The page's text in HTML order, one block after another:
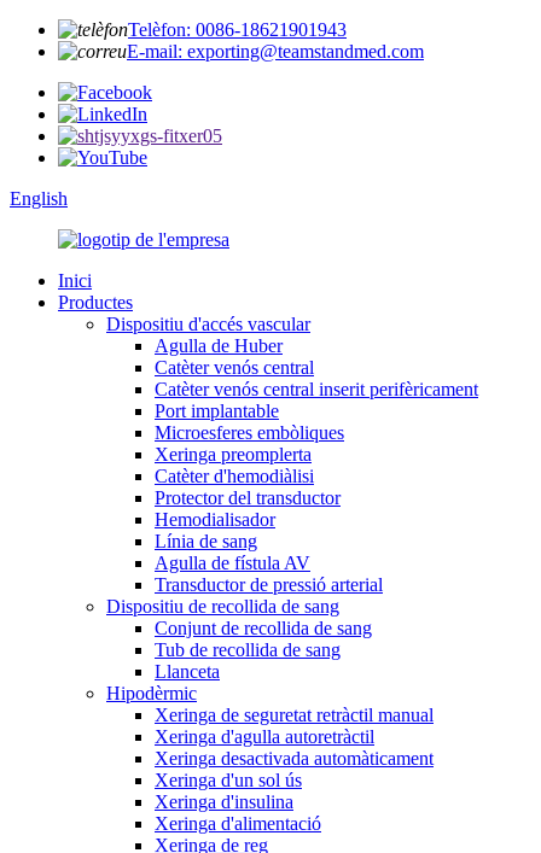
Telèfon: 0086-18621901943
E-mail: exporting@teamstandmed.com
English
Inici
Productes
Dispositiu d'accés vascular
Agulla de Huber
Catèter venós central
Catèter venós central inserit perifèricament
Port implantable
Microesferes embòliques
Xeringa preomplerta
Catèter d'hemodiàlisi
Protector del transductor
Hemodialisador
Línia de sang
Agulla de fístula AV
Transductor de pressió arterial
Dispositiu de recollida de sang
Conjunt de recollida de sang
Tub de recollida de sang
Llanceta
Hipodèrmic
Xeringa de seguretat retràctil manual
Xeringa d'agulla autoretràctil
Xeringa desactivada automàticament
Xeringa d'un sol ús
Xeringa d'insulina
Xeringa d'alimentació
Xeringa de reg